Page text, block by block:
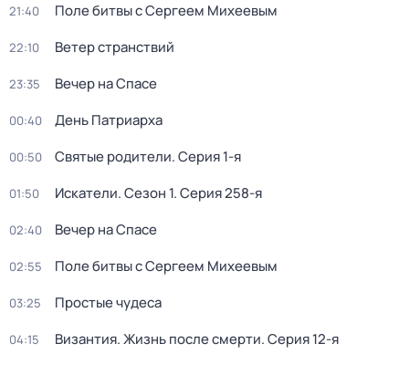
21:40 Поле битвы с Сергеем Михеевым
22:10 Ветер странствий
23:35 Вечер на Спасе
00:40 День Патриарха
00:50 Святые родители. Серия 1-я
01:50 Искатели. Сезон 1. Серия 258-я
02:40 Вечер на Спасе
02:55 Поле битвы с Сергеем Михеевым
03:25 Простые чудеса
04:15 Византия. Жизнь после смерти. Серия 12-я